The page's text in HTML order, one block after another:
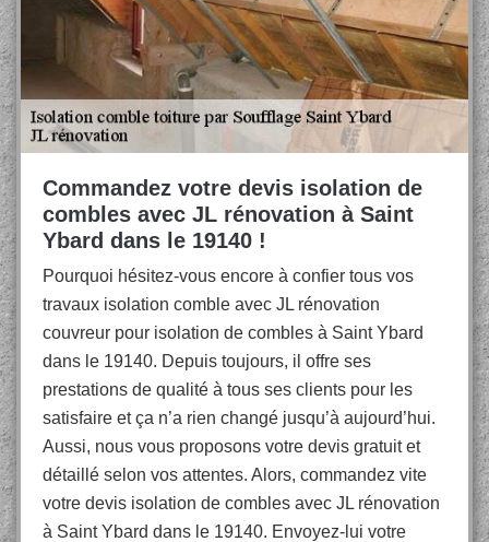
Commandez votre devis isolation de
combles avec JL rénovation à Saint
Ybard dans le 19140 !
Pourquoi hésitez-vous encore à confier tous vos
travaux isolation comble avec JL rénovation
couvreur pour isolation de combles à Saint Ybard
dans le 19140. Depuis toujours, il offre ses
prestations de qualité à tous ses clients pour les
satisfaire et ça n’a rien changé jusqu’à aujourd’hui.
Aussi, nous vous proposons votre devis gratuit et
détaillé selon vos attentes. Alors, commandez vite
votre devis isolation de combles avec JL rénovation
à Saint Ybard dans le 19140. Envoyez-lui votre